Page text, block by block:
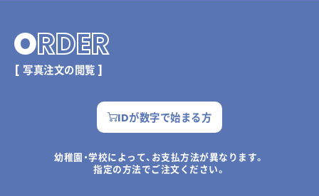
ORDER
[ 写真注文の閲覧 ]
IDが数字で始まる方
幼稚園・学校によって、お支払方法が異なります。
指定の方法でご注文ください。